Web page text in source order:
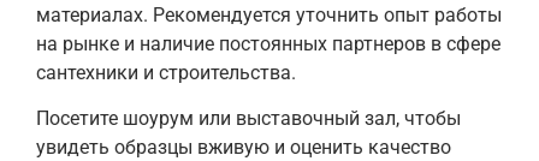
материалах. Рекомендуется уточнить опыт работы
на рынке и наличие постоянных партнеров в сфере
сантехники и строительства.
Посетите шоурум или выставочный зал, чтобы
увидеть образцы вживую и оценить качество